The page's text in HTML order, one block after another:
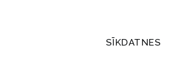
SĪKDATNES